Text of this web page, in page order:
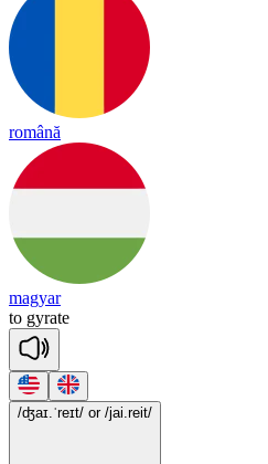
română
magyar
to gyrate
/ʤaɪ.ˈreɪt/ or /jai.reit/